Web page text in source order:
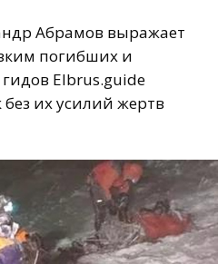
Абрамов выражает
погибших и
Elbrus.guide
без их усилий жертв